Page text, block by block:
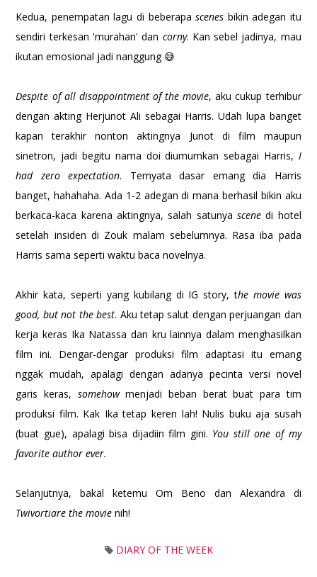
Kedua, penempatan lagu di beberapascenes bikin adegan itu
sendiri terkesan 'murahan' dan corny. Kan sebel jadinya, mau
ikutan emosional jadi nanggung 😅
Despite of all disappointment of the movie, aku cukup terhibur
dengan akting Herjunot Ali sebagai Harris. Udah lupa banget
kapan terakhir nonton aktingnya Junot di film maupun
sinetron, jadi begitu nama doi diumumkan sebagai Harris, I
had zero expectation. Ternyata dasar emang dia Harris
banget, hahahaha. Ada 1-2 adegan di mana berhasil bikin aku
berkaca-kaca karena aktingnya, salah satunya scenedi hotel
setelah insiden di Zouk malam sebelumnya. Rasa iba pada
Harris sama seperti waktu baca novelnya.
Akhir kata, seperti yang kubilang di IG story, the movie was
good, but not the best. Aku tetap salut dengan perjuangan dan
kerja keras Ika Natassa dan kru lainnya dalam menghasilkan
film ini. Dengar-dengar produksi film adaptasi itu emang
nggak mudah, apalagi dengan adanya pecinta versi novel
garis keras, somehowmenjadi beban berat buat para tim
produksi film. Kak Ika tetap keren lah! Nulis buku aja susah
(buat gue), apalagi bisa dijadiin film gini. You still one of my
favorite author ever.
Selanjutnya, bakal ketemu Om Beno dan Alexandra di
Twivortiare the movie nih!
DIARY OF THE WEEK